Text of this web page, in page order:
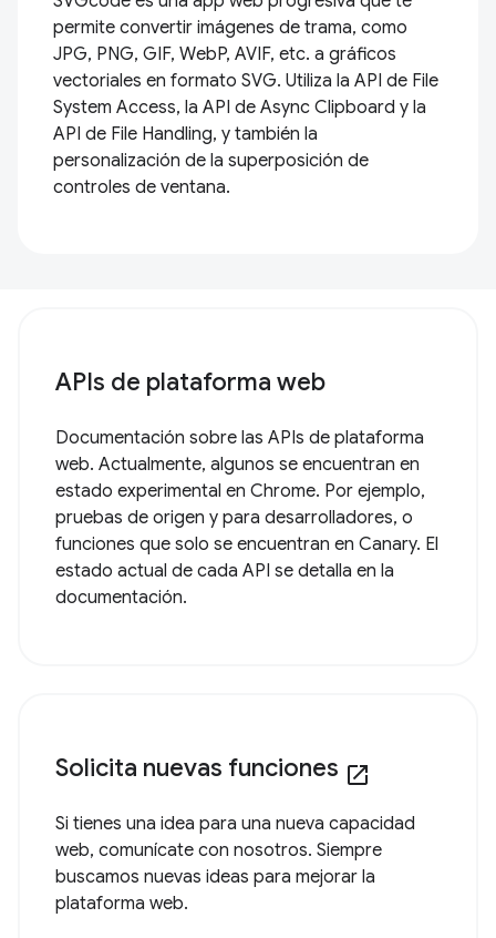
permite convertir imágenes de trama, como
JPG, PNG, GIF, WebP, AVIF, etc. a gráficos
vectoriales en formato SVG. Utiliza la API de File
System Access, la API de Async Clipboard y la
API de File Handling, y también la
personalización de la superposición de
controles de ventana.
APIs de plataforma web
Documentación sobre las APIs de plataforma
web. Actualmente, algunos se encuentran en
estado experimental en Chrome. Por ejemplo,
pruebas de origen y para desarrolladores, o
funciones que solo se encuentran en Canary. El
estado actual de cada API se detalla en la
documentación.
Solicita nuevas funciones open_in_new
Si tienes una idea para una nueva capacidad
web, comunícate con nosotros. Siempre
buscamos nuevas ideas para mejorar la
plataforma web.